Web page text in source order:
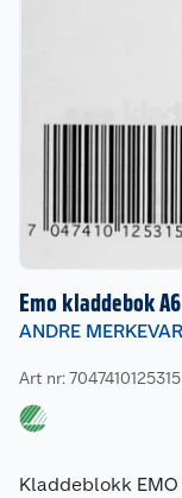
Emo kladdebok A6
ANDRE
Art nr: 7047410125315
Kladdeblokk